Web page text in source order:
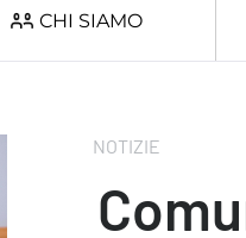
CHI SIAMO
NOTIZIE